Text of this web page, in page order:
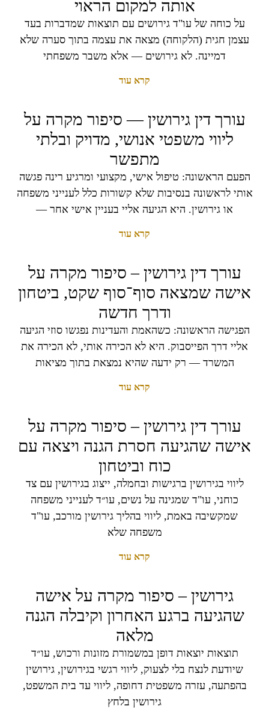
אותה למקום הראוי
על כוחה של עו"ד גירושים עם תוצאות שמדברות בעד
עצמן חגית (הלקוחה) מצאה את עצמה בתוך סערה שלא
דמיינה. לא גירושים — אלא משבר משפחתי
קרא עוד
עורך דין גירושין — סיפור מקרה על
ליווי משפטי אנושי, מדויק ובלתי
מתפשר
הפעם הראשונה: טיפול אישי, מקצועי ומרגיע רינה פגשה
אותי לראשונה בנסיבות שלא קשורות כלל לענייני משפחה
או גירושין. היא הגיעה אליי בעניין אישי אחר —
קרא עוד
עורך דין גירושין – סיפור מקרה על
אישה שמצאה סוף־סוף שקט, ביטחון
ודרך חדשה
הפגישה הראשונה: כשהאמת והעדינות נפגשו סוזי הגיעה
אליי דרך הפייסבוק. היא לא הכירה אותי, לא הכירה את
המשרד — רק ידעה שהיא נמצאת בתוך מציאות
קרא עוד
עורך דין גירושין – סיפור מקרה על
אישה שהגיעה חסרת הגנה ויצאה עם
כוח וביטחון
ליווי בגירושין ברגישות ובחמלה, ייצוג בגירושין עם צד
כוחני, עו"ד שמגינה על נשים, עו״ד לענייני משפחה
שמקשיבה באמת, ליווי בהליך גירושין מורכב, עו"ד
משפחה שלא
קרא עוד
גירושין – סיפור מקרה על אישה
שהגיעה ברגע האחרון וקיבלה הגנה
מלאה
תוצאות יוצאות דופן במשמורת מזונות ורכוש, עו״ד
שיודעת לנצח בלי לצעוק, ליווי רגשי בגירושין, גירושין
בהפתעה, עזרה משפטית דחופה, ליווי עד בית המשפט,
גירושין בלחץ